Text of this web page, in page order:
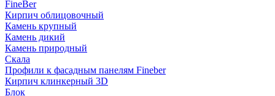
FineBer
Кирпич облицовочный
Камень крупный
Камень дикий
Камень природный
Скала
Профили к фасадным панелям Fineber
Кирпич клинкерный 3D
Блок